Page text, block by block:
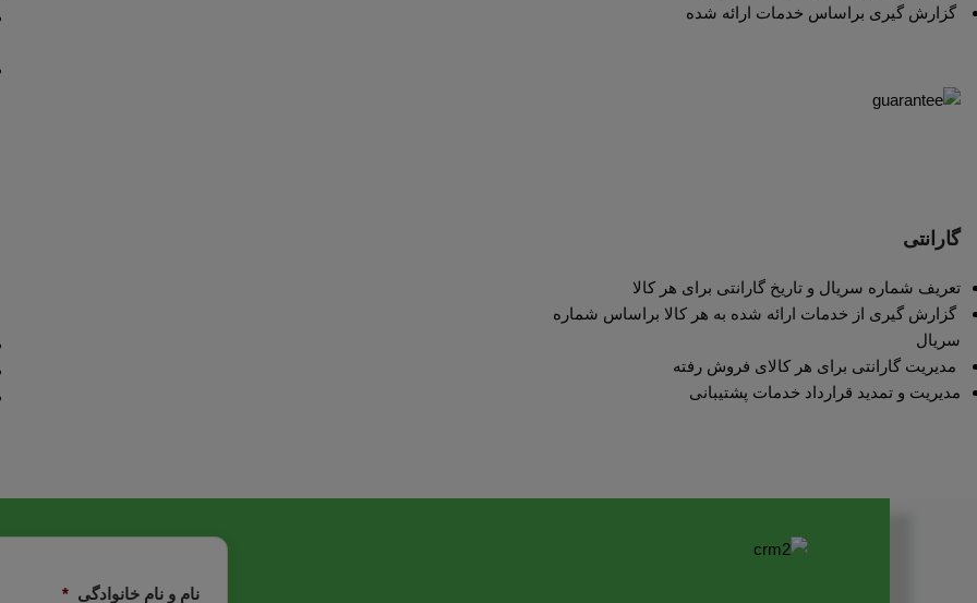
گزارش گیری براساس خدمات ارائه شده
گارانتی
تعریف شماره سریال و تاریخ گارانتی برای هر کالا
گزارش گیری از خدمات ارائه شده به هر کالا براساس شماره
سریال
مدیریت گارانتی برای هر کالای فروش رفته
مدیریت و تمدید قرارداد خدمات پشتیبانی
نام و نام خانوادگی *